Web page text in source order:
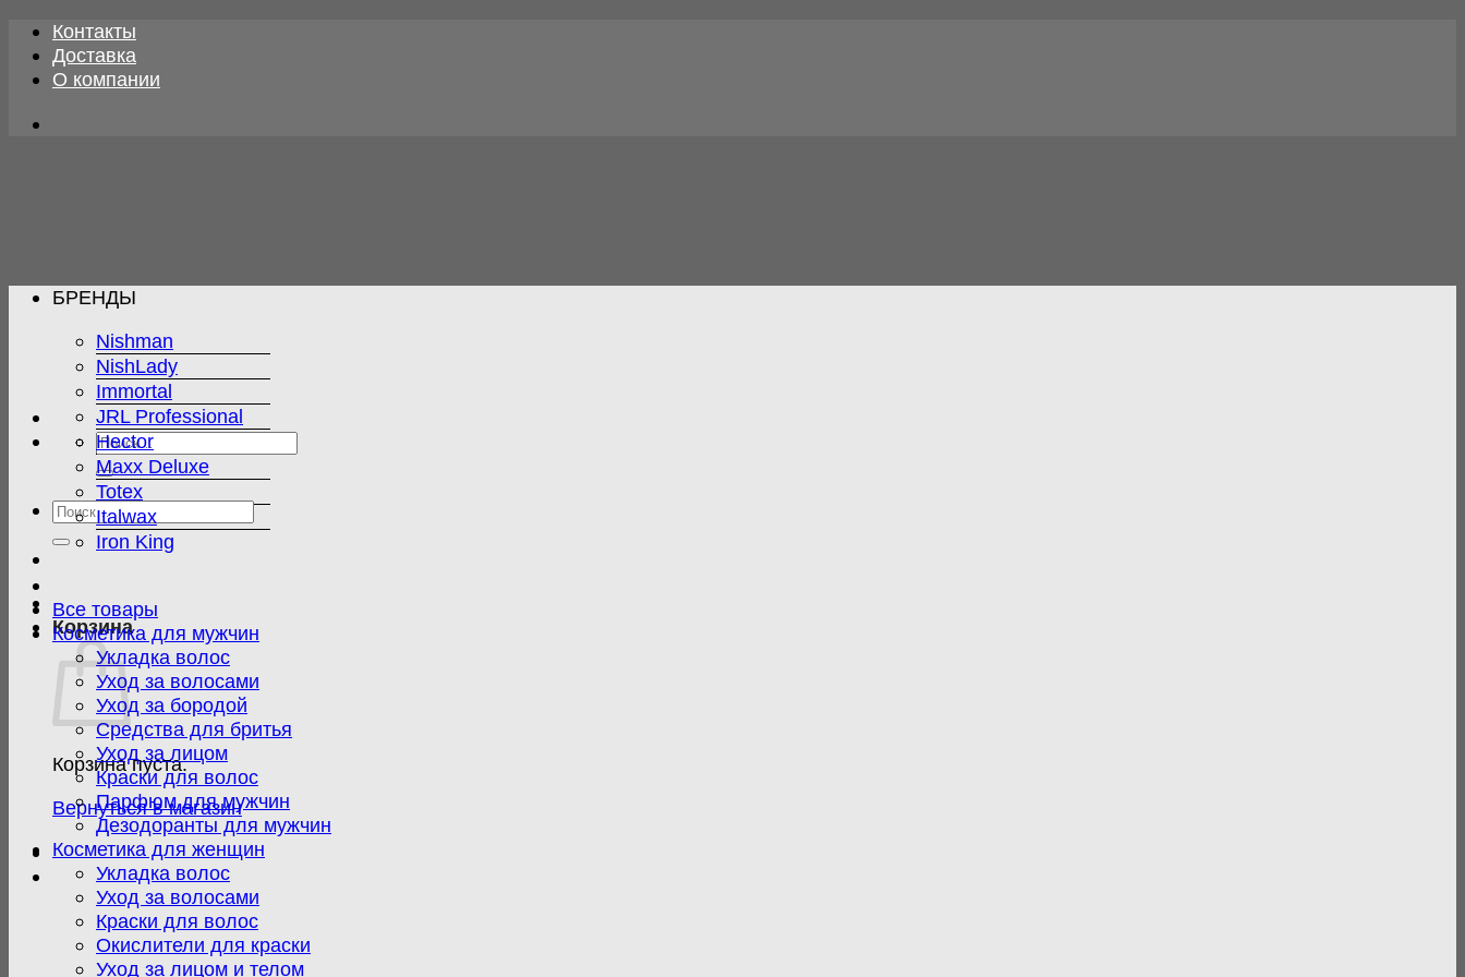
Skip
content
Контакты
Доставка
О компании
Искать:
Искать:
Корзина
Корзина пуста.
Вернуться в магазин
БРЕНДЫ
Nishman
NishLady
Immortal
JRL Professional
Hector
Maxx Deluxe
Totex
Italwax
Iron King
Все товары
Косметика для мужчин
Укладка волос
Уход за волосами
Уход за бородой
Средства для бритья
Уход за лицом
Краски для волос
Парфюм для мужчин
Дезодоранты для мужчин
Косметика для женщин
Укладка волос
Уход за волосами
Краски для волос
Окислители для краски
Уход за лицом и телом